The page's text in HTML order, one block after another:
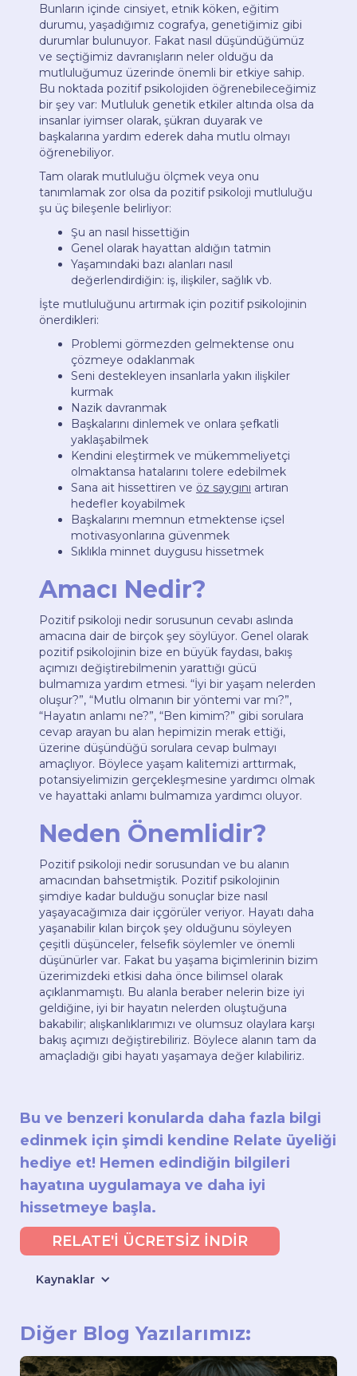
Bunların içinde cinsiyet, etnik köken, eğitim
durumu, yaşadığımız cografya, genetiğimiz gibi
durumlar bulunuyor. Fakat nasıl düşündüğümüz
ve seçtiğimiz davranışların neler olduğu da
mutluluğumuz üzerinde önemli bir etkiye sahip.
Bu noktada pozitif psikolojiden öğrenebileceğimiz
bir şey var: Mutluluk genetik etkiler altında olsa da
insanlar iyimser olarak, şükran duyarak ve
başkalarına yardım ederek daha mutlu olmayı
öğrenebiliyor.
Tam olarak mutluluğu ölçmek veya onu
tanımlamak zor olsa da pozitif psikoloji mutluluğu
şu üç bileşenle belirliyor:
Şu an nasıl hissettiğin
Genel olarak hayattan aldığın tatmin
Yaşamındaki bazı alanları nasıl
değerlendirdiğin: iş, ilişkiler, sağlık vb.
İşte mutluluğunu artırmak için pozitif psikolojinin
önerdikleri:
Problemi görmezden gelmektense onu
çözmeye odaklanmak
Seni destekleyen insanlarla yakın ilişkiler
kurmak
Nazik davranmak
Başkalarını dinlemek ve onlara şefkatli
yaklaşabilmek
Kendini eleştirmek ve mükemmeliyetçi
olmaktansa hatalarını tolere edebilmek
Sana ait hissettiren ve öz saygını artıran
hedefler koyabilmek
Başkalarını memnun etmektense içsel
motivasyonlarına güvenmek
Sıklıkla minnet duygusu hissetmek
Amacı Nedir?
Pozitif psikoloji nedir sorusunun cevabı aslında
amacına dair de birçok şey söylüyor. Genel olarak
pozitif psikolojinin bize en büyük faydası, bakış
açımızı değiştirebilmenin yarattığı gücü
bulmamıza yardım etmesi. “İyi bir yaşam nelerden
oluşur?”, “Mutlu olmanın bir yöntemi var mı?”,
“Hayatın anlamı ne?”, “Ben kimim?” gibi sorulara
cevap arayan bu alan hepimizin merak ettiği,
üzerine düşündüğü sorulara cevap bulmayı
amaçlıyor. Böylece yaşam kalitemizi arttırmak,
potansiyelimizin gerçekleşmesine yardımcı olmak
ve hayattaki anlamı bulmamıza yardımcı oluyor.
Neden Önemlidir?
Pozitif psikoloji nedir sorusundan ve bu alanın
amacından bahsetmiştik. Pozitif psikolojinin
şimdiye kadar bulduğu sonuçlar bize nasıl
yaşayacağımıza dair içgörüler veriyor. Hayatı daha
yaşanabilir kılan birçok şey olduğunu söyleyen
çeşitli düşünceler, felsefik söylemler ve önemli
düşünürler var. Fakat bu yaşama biçimlerinin bizim
üzerimizdeki etkisi daha önce bilimsel olarak
açıklanmamıştı. Bu alanla beraber nelerin bize iyi
geldiğine, iyi bir hayatın nelerden oluştuğuna
bakabilir; alışkanlıklarımızı ve olumsuz olaylara karşı
bakış açımızı değiştirebiliriz. Böylece alanın tam da
amaçladığı gibi hayatı yaşamaya değer kılabiliriz.
Bu ve benzeri konularda daha fazla bilgi
edinmek için şimdi kendine Relate üyeliği
hediye et! Hemen edindiğin bilgileri
hayatına uygulamaya ve daha iyi
hissetmeye başla.
RELATE'İ ÜCRETSİZ İNDİR
Kaynaklar
Diğer Blog Yazılarımız: